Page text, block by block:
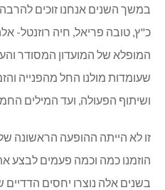
במשך השנים אנחנו זוכים
כ"ץ, טובה פריאל, חיה רוזנטל-
המופלא של המועדון המסודר
שעומדות מולנו החל מהפנייה
ושיתוף הפעולה, ועד המילים
זו לא הייתה ההופעה הראשונה
הוזמנו כמה וכמה פעמים לבצע
בשנים אלה נוצרו יחסים הדדיים